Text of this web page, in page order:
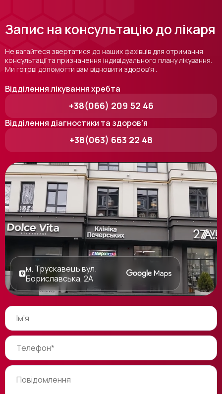
Запис на консультацію до лікаря
Не вагайтеся звертатися до наших фахівців для отримання
консультації та призначення індивідуального плану лікування.
Ми готові допомогти вам відновити здоров’я .
Відділення лікування хребта
+38(066) 209 52 46
Відділення діагностики та здоров’я
+38(063) 663 22 48
м. Трускавець вул.
Бориславська, 2А